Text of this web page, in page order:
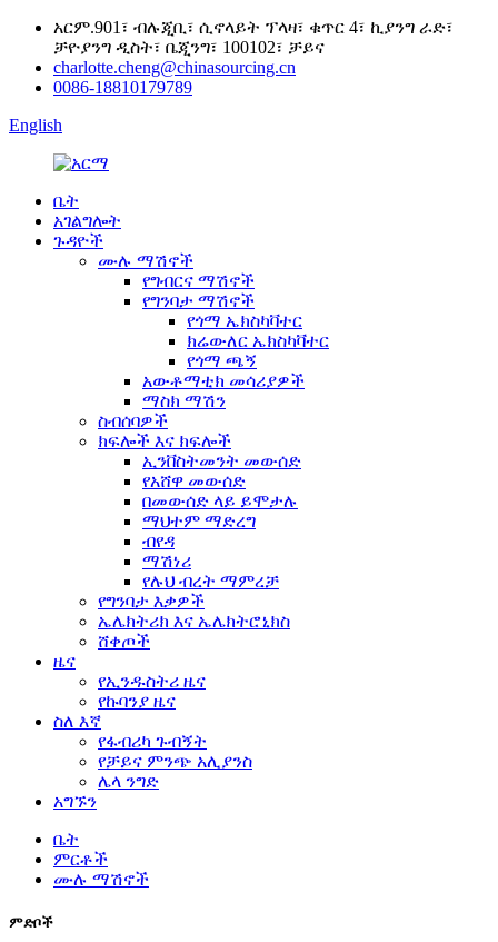
አርም.901፣ ብሉጂቢ፣ ሲኖላይት ፕላዛ፣ ቁጥር 4፣ ኪያንግ ራድ፣
ቻዮያንግ ዲስት፣ ቤጂንግ፣ 100102፣ ቻይና
charlotte.cheng@chinasourcing.cn
0086-18810179789
English
ቤት
አገልግሎት
ጉዳዮች
ሙሉ ማሽኖች
የግብርና ማሽኖች
የግንባታ ማሽኖች
የጎማ ኤክስካቫተር
ክሬውለር ኤክስካቫተር
የጎማ ጫኝ
አውቶማቲክ መሳሪያዎች
ማስክ ማሽን
ስብሰባዎች
ክፍሎች እና ክፍሎች
ኢንቨስትመንት መውሰድ
የአሸዋ መውሰድ
በመውሰድ ላይ ይሞታሉ
ማህተም ማድረግ
ብየዳ
ማሽነሪ
የሉህ ብረት ማምረቻ
የግንባታ እቃዎች
ኤሌክትሪክ እና ኤሌክትሮኒክስ
ሸቀጦች
ዜና
የኢንዱስትሪ ዜና
የኩባንያ ዜና
ስለ እኛ
የፋብሪካ ጉብኝት
የቻይና ምንጭ አሊያንስ
ሌላ ንግድ
አግኙን
ቤት
ምርቶች
ሙሉ ማሽኖች
ምድቦች